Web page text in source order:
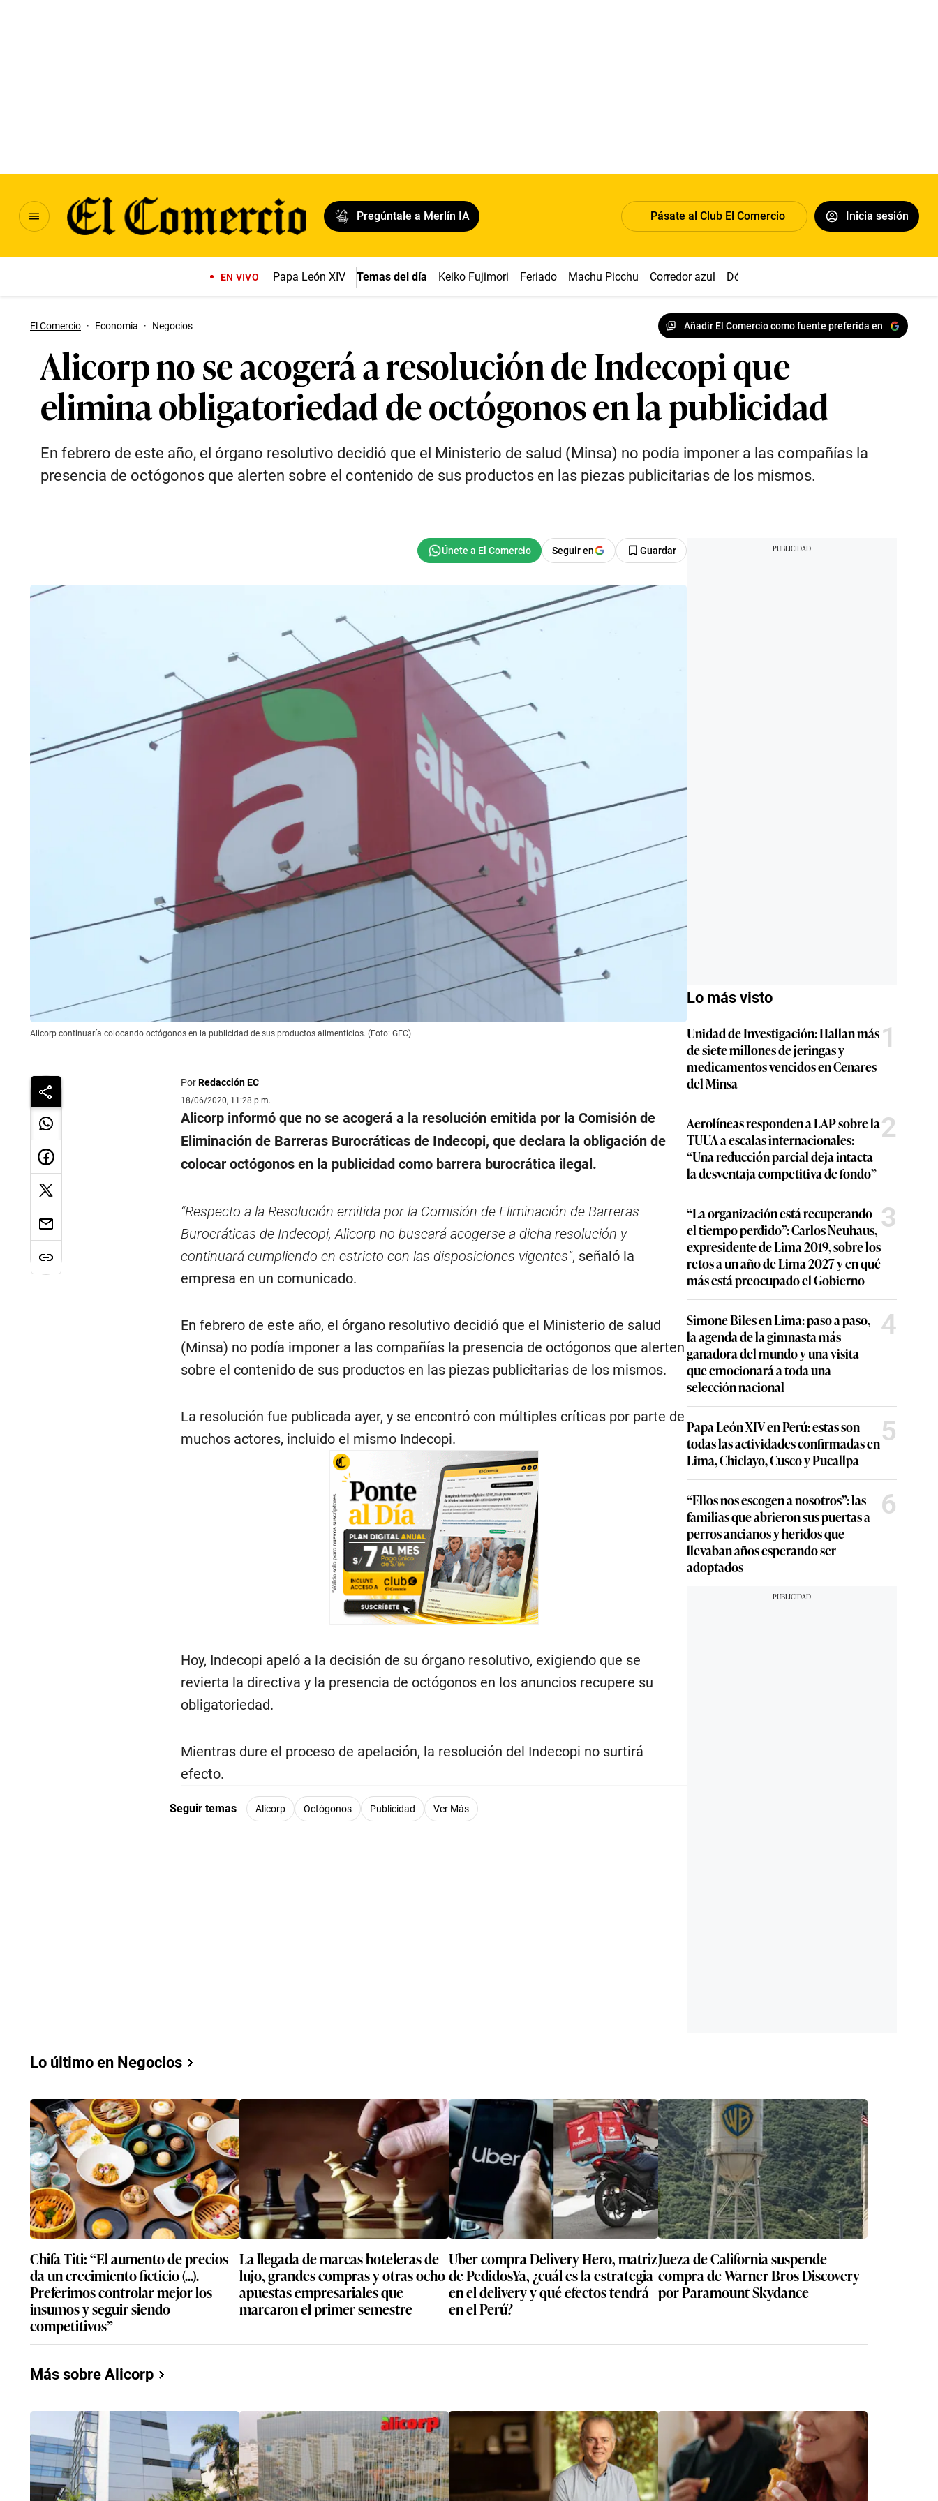
Pregúntale a Merlín IA Pásate al Club El Comercio Inicia sesión
EN VIVO Papa León XIV Temas del día Keiko Fujimori Feriado Machu Picchu Corredor azul Dólar
El Comercio · Economia · Negocios Añadir El Comercio como fuente preferida en
Alicorp no se acogerá a resolución de Indecopi que
elimina obligatoriedad de octógonos en la publicidad
En febrero de este año, el órgano resolutivo decidió que el Ministerio de salud (Minsa) no podía imponer a las compañías la
presencia de octógonos que alerten sobre el contenido de sus productos en las piezas publicitarias de los mismos.
Seguir en Guardar
Alicorp continuaría colocando octógonos en la publicidad de sus productos alimenticios. (Foto: GEC)
PorRedacción EC
18/06/2020, 11:28 p.m.
Alicorp informó que no se acogerá a la resolución emitida por la Comisión de
Eliminación de Barreras Burocráticas de Indecopi, que declara la obligación de
colocar octógonos en la publicidad como barrera burocrática ilegal.
“Respecto a la Resolución emitida por la Comisión de Eliminación de Barreras
Burocráticas de Indecopi, Alicorp no buscará acogerse a dicha resolución y
continuará cumpliendo en estricto con las disposiciones vigentes”, señaló la
empresa en un comunicado.
En febrero de este año, el órgano resolutivo decidió que el Ministerio de salud
(Minsa) no podía imponer a las compañías la presencia de octógonos que alerten
sobre el contenido de sus productos en las piezas publicitarias de los mismos.
La resolución fue publicada ayer, y se encontró con múltiples críticas por parte de
muchos actores, incluido el mismo Indecopi.
Hoy, Indecopi apeló a la decisión de su órgano resolutivo, exigiendo que se
revierta la directiva y la presencia de octógonos en los anuncios recupere su
obligatoriedad.
Mientras dure el proceso de apelación, la resolución del Indecopi no surtirá
efecto.
Seguir temas Alicorp Octógonos Publicidad Ver Más
Lo más visto
Unidad de Investigación: Hallan más
de siete millones de jeringas y
medicamentos vencidos en Cenares
del Minsa
1
Aerolíneas responden a LAP sobre la
TUUA a escalas internacionales:
“Una reducción parcial deja intacta
la desventaja competitiva de fondo”
2
“La organización está recuperando
el tiempo perdido”: Carlos Neuhaus,
expresidente de Lima 2019, sobre los
retos a un año de Lima 2027 y en qué
más está preocupado el Gobierno
3
Simone Biles en Lima: paso a paso,
la agenda de la gimnasta más
ganadora del mundo y una visita
que emocionará a toda una
selección nacional
4
Papa León XIV en Perú: estas son
todas las actividades confirmadas en
Lima, Chiclayo, Cusco y Pucallpa
5
“Ellos nos escogen a nosotros”: las
familias que abrieron sus puertas a
perros ancianos y heridos que
llevaban años esperando ser
adoptados
6
Lo último en Negocios
Chifa Titi: “El aumento de precios
da un crecimiento ficticio (...).
Preferimos controlar mejor los
insumos y seguir siendo
competitivos”
La llegada de marcas hoteleras de
lujo, grandes compras y otras ocho
apuestas empresariales que
marcaron el primer semestre
Uber compra Delivery Hero, matriz
de PedidosYa, ¿cuál es la estrategia
en el delivery y qué efectos tendrá
en el Perú?
Jueza de California suspende
compra de Warner Bros Discovery
por Paramount Skydance
Más sobre Alicorp